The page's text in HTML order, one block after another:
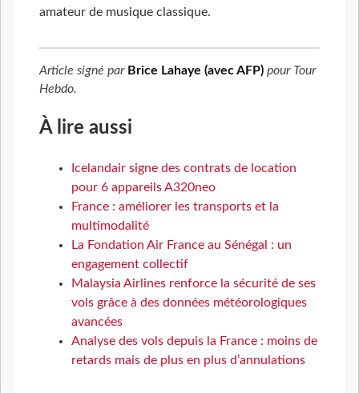
amateur de musique classique.
Article signé par Brice Lahaye (avec AFP) pour Tour
Hebdo.
À lire aussi
Icelandair signe des contrats de location
pour 6 appareils A320neo
France : améliorer les transports et la
multimodalité
La Fondation Air France au Sénégal : un
engagement collectif
Malaysia Airlines renforce la sécurité de ses
vols grâce à des données météorologiques
avancées
Analyse des vols depuis la France : moins de
retards mais de plus en plus d’annulations